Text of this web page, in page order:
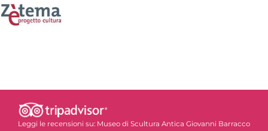
Leggi le recensioni su: Museo di Scultura Antica Giovanni Barracco